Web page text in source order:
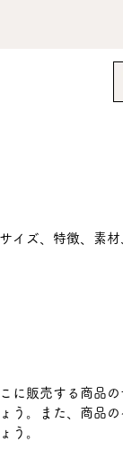
イズ、特徴、素
に販売する商品
う。また、商品
う。